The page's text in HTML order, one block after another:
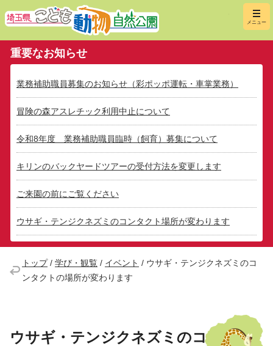
埼玉県
メニュー
重要なお知らせ
業務補助職員募集のお知らせ（彩ポッポ運転・車掌業務）
冒険の森アスレチック利用中止について
令和8年度 業務補助職員臨時（飼育）募集について
キリンのバックヤードツアーの受付方法を変更します
ご来園の前にご覧ください
ウサギ・テンジクネズミのコンタクト場所が変わります
トップ/ 学び・観覧 / イベント / ウサギ・テンジクネズミのコ
ンタクトの場所が変わります
ウサギ・テンジクネズミのコ